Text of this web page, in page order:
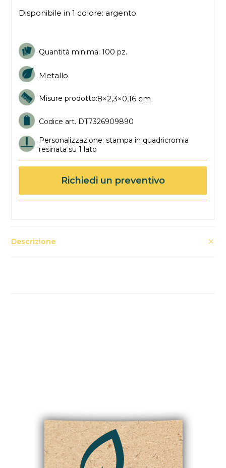
Disponibile in 1 colore: argento.
Quantità minima: 100 pz.
Metallo
Misure prodotto:8×2,3×0,16 cm
Codice art. DT7326909890
Personalizzazione: stampa in quadricromia
resinata su 1 lato
Richiedi un preventivo
Descrizione